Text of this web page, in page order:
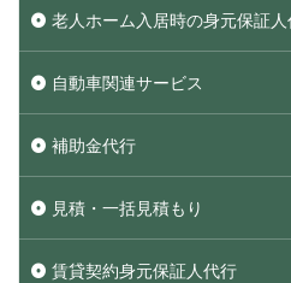
老人ホーム入居時の身元保証
自動車関連サービス
補助金代行
見積・一括見積もり
賃貸契約身元保証人代行